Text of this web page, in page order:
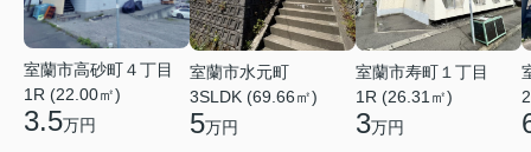
室蘭市高砂町４丁目
1R (22.00㎡)
3.5万円
室蘭市水元町
3SLDK (69.66㎡)
5万円
室蘭市寿町１丁目
1R (26.31㎡)
3万円